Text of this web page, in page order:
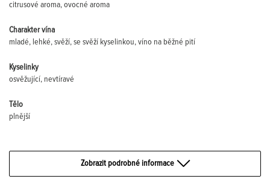
citrusové aroma, ovocné aroma
Charakter vína
mladé, lehké, svěží, se svěží kyselinkou, víno na běžné pití
Kyselinky
osvěžující, nevtíravé
Tělo
plnější
Zobrazit podrobné informace